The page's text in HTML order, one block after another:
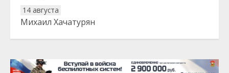
14 августа
Михаил Хачатурян
20 августа
22 августа